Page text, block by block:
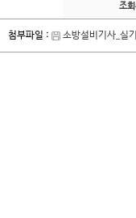
조
첨부파일 : 소방설비기사_실